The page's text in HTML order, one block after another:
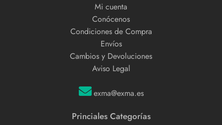
Mi cuenta
Conócenos
Condiciones de Compra
Envíos
Cambios y Devoluciones
Aviso Legal
exma@exma.es
Princiales Categorías